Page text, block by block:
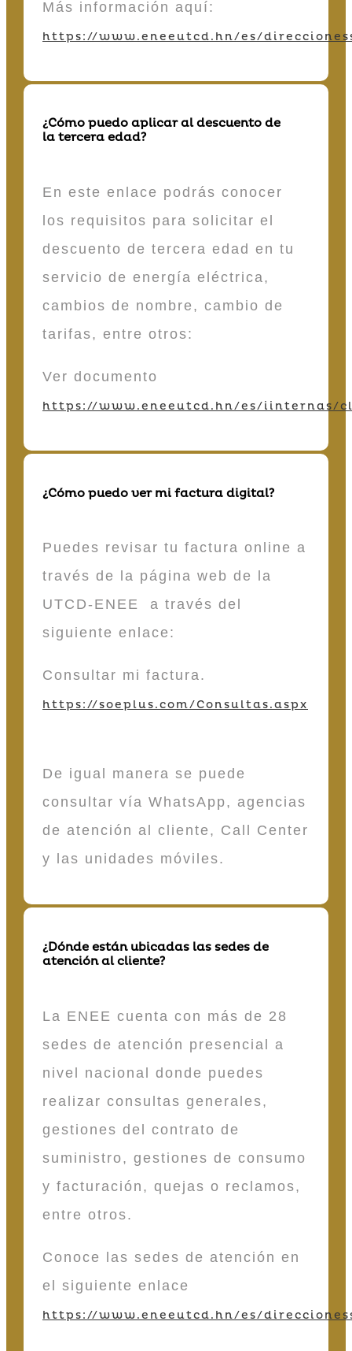
Más información aquí:
https://www.eneeutcd.hn/es/
¿Cómo puedo aplicar al descuento de
la tercera edad?
En este enlace podrás conocer
los requisitos para solicitar el
descuento de tercera edad en tu
servicio de energía eléctrica,
cambios de nombre, cambio de
tarifas, entre otros:
Ver documento
https://www.eneeutcd.hn/es/iinternas/
¿Cómo puedo ver mi factura digital?
Puedes revisar tu factura online a
través de la página web de la
UTCD-ENEE a través del
siguiente enlace:
Consultar mi factura.
https://soeplus.com/Consultas.aspx
De igual manera se puede
consultar vía WhatsApp, agencias
de atención al cliente, Call Center
y las unidades móviles.
¿Dónde están ubicadas las sedes de
atención al cliente?
La ENEE cuenta con más de 28
sedes de atención presencial a
nivel nacional donde puedes
realizar consultas generales,
gestiones del contrato de
suministro, gestiones de consumo
y facturación, quejas o reclamos,
entre otros.
Conoce las sedes de atención en
el siguiente enlace
https://www.eneeutcd.hn/es/